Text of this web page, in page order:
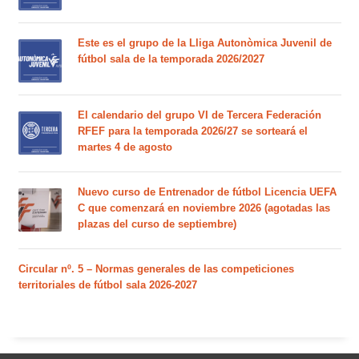
Este es el grupo de la Lliga Autonòmica Juvenil de
fútbol sala de la temporada 2026/2027
El calendario del grupo VI de Tercera Federación
RFEF para la temporada 2026/27 se sorteará el
martes 4 de agosto
Nuevo curso de Entrenador de fútbol Licencia UEFA
C que comenzará en noviembre 2026 (agotadas las
plazas del curso de septiembre)
Circular nº. 5 – Normas generales de las competiciones
territoriales de fútbol sala 2026-2027